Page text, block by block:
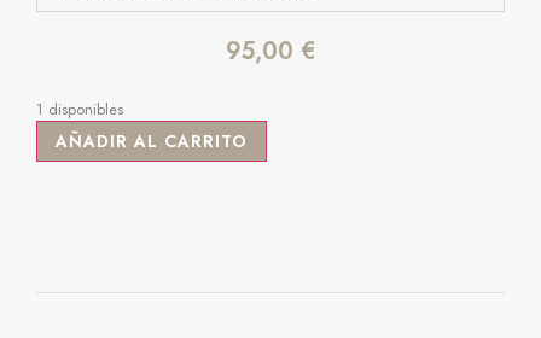
95,00 €
1 disponibles
AÑADIR AL CARRITO